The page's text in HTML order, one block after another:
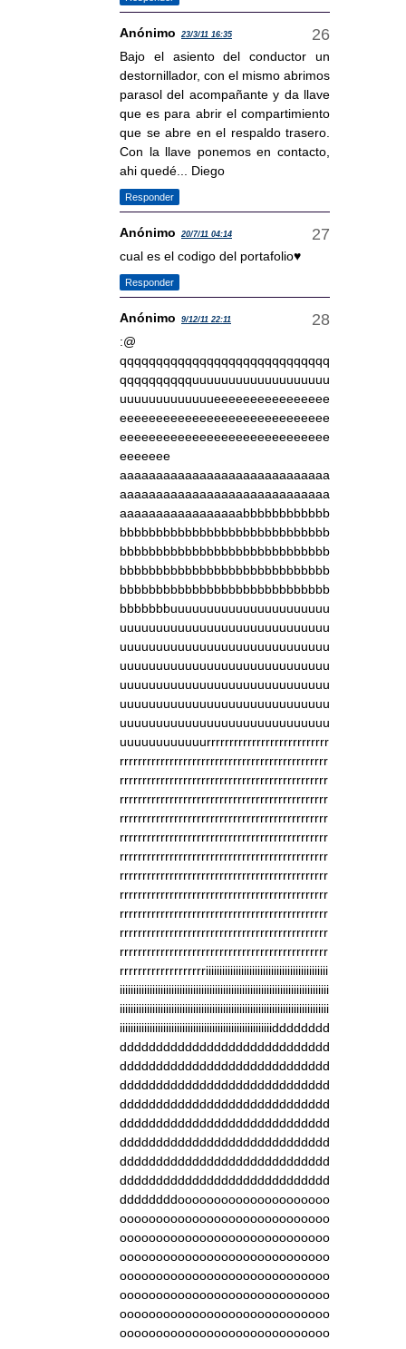
Anónimo 23/3/11 16:35
Bajo el asiento del conductor un
destornillador, con el mismo abrimos
parasol del acompañante y da llave
que es para abrir el compartimiento
que se abre en el respaldo trasero.
Con la llave ponemos en contacto,
ahi quedé... Diego
Responder
Anónimo 20/7/11 04:14
cual es el codigo del portafolio♥
Responder
Anónimo 9/12/11 22:11
:@
qqqqqqqqqqqqqqqqqqqqqqqqqqqqq
qqqqqqqqqquuuuuuuuuuuuuuuuuuu
uuuuuuuuuuuuueeeeeeeeeeeeeeee
eeeeeeeeeeeeeeeeeeeeeeeeeeeee
eeeeeeeeeeeeeeeeeeeeeeeeeeeee
eeeeeee
aaaaaaaaaaaaaaaaaaaaaaaaaaaaa
aaaaaaaaaaaaaaaaaaaaaaaaaaaaa
aaaaaaaaaaaaaaaaabbbbbbbbbbbb
bbbbbbbbbbbbbbbbbbbbbbbbbbbbb
bbbbbbbbbbbbbbbbbbbbbbbbbbbbb
bbbbbbbbbbbbbbbbbbbbbbbbbbbbb
bbbbbbbbbbbbbbbbbbbbbbbbbbbbb
bbbbbbbuuuuuuuuuuuuuuuuuuuuuu
uuuuuuuuuuuuuuuuuuuuuuuuuuuuu
uuuuuuuuuuuuuuuuuuuuuuuuuuuuu
uuuuuuuuuuuuuuuuuuuuuuuuuuuuu
uuuuuuuuuuuuuuuuuuuuuuuuuuuuu
uuuuuuuuuuuuuuuuuuuuuuuuuuuuu
uuuuuuuuuuuuuuuuuuuuuuuuuuuuu
uuuuuuuuuuuurrrrrrrrrrrrrrrrrrrrrrrrrrr
rrrrrrrrrrrrrrrrrrrrrrrrrrrrrrrrrrrrrrrrrrrrrr
rrrrrrrrrrrrrrrrrrrrrrrrrrrrrrrrrrrrrrrrrrrrrr
rrrrrrrrrrrrrrrrrrrrrrrrrrrrrrrrrrrrrrrrrrrrrr
rrrrrrrrrrrrrrrrrrrrrrrrrrrrrrrrrrrrrrrrrrrrrr
rrrrrrrrrrrrrrrrrrrrrrrrrrrrrrrrrrrrrrrrrrrrrr
rrrrrrrrrrrrrrrrrrrrrrrrrrrrrrrrrrrrrrrrrrrrrr
rrrrrrrrrrrrrrrrrrrrrrrrrrrrrrrrrrrrrrrrrrrrrr
rrrrrrrrrrrrrrrrrrrrrrrrrrrrrrrrrrrrrrrrrrrrrr
rrrrrrrrrrrrrrrrrrrrrrrrrrrrrrrrrrrrrrrrrrrrrr
rrrrrrrrrrrrrrrrrrrrrrrrrrrrrrrrrrrrrrrrrrrrrr
rrrrrrrrrrrrrrrrrrrrrrrrrrrrrrrrrrrrrrrrrrrrrr
rrrrrrrrrrrrrrrrrrriiiiiiiiiiiiiiiiiiiiiiiiiiiiiiiiiiiiiiiiiiiii
iiiiiiiiiiiiiiiiiiiiiiiiiiiiiiiiiiiiiiiiiiiiiiiiiiiiiiiiiiiiiiiiiiiiiiiiiiiii
iiiiiiiiiiiiiiiiiiiiiiiiiiiiiiiiiiiiiiiiiiiiiiiiiiiiiiiiiiiiiiiiiiiiiiiiiiiii
iiiiiiiiiiiiiiiiiiiiiiiiiiiiiiiiiiiiiiiiiiiiiiiiiiiiiiiidddddddd
ddddddddddddddddddddddddddddd
ddddddddddddddddddddddddddddd
ddddddddddddddddddddddddddddd
ddddddddddddddddddddddddddddd
ddddddddddddddddddddddddddddd
ddddddddddddddddddddddddddddd
ddddddddddddddddddddddddddddd
ddddddddddddddddddddddddddddd
ddddddddooooooooooooooooooooo
ooooooooooooooooooooooooooooo
ooooooooooooooooooooooooooooo
ooooooooooooooooooooooooooooo
ooooooooooooooooooooooooooooo
ooooooooooooooooooooooooooooo
ooooooooooooooooooooooooooooo
ooooooooooooooooooooooooooooo